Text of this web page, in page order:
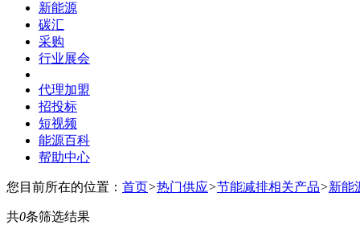
新能源
碳汇
采购
行业展会
代理加盟
招投标
短视频
能源百科
帮助中心
您目前所在的位置： 首页>热门供应>节能减排相关产品>新能
共0条筛选结果